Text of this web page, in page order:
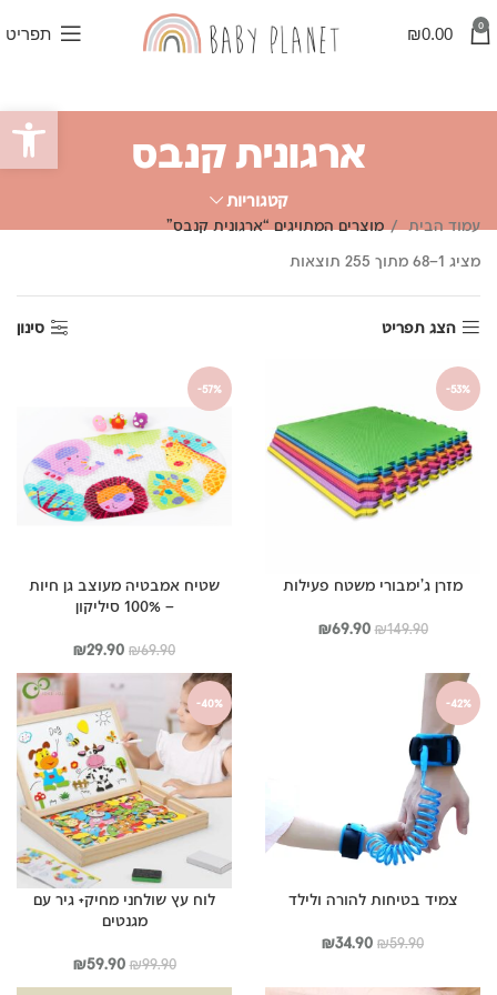
0
₪0.00 תפריט
ארגונית קנבס
קטגוריות
עמוד הבית
מוצרים המתויגים “ארגונית קנבס”
מציג 1–68 מתוך 255 תוצאות
הצג תפריט
סינון
-53%
מזרן ג’ימבורי משטח פעילות
₪149.90
המחיר₪69.90
המחיר
-57%
שטיח אמבטיה מעוצב גן חיות
– 100% סיליקון
₪69.90
המחיר
המקורי
היה:
₪69.90.
₪29.90
המחיר
הנוכחי
הוא:
₪29.90.
-42%
צמיד בטיחות להורה ולילד
₪59.90
המחיר
היה:
₪34.90
המחיר
הוא:
-40%
לוח עץ שולחני מחיק+ גיר עם
מגנטים
₪99.90
המחיר
המקורי
₪59.90
המחיר
הנוכחי
פתח